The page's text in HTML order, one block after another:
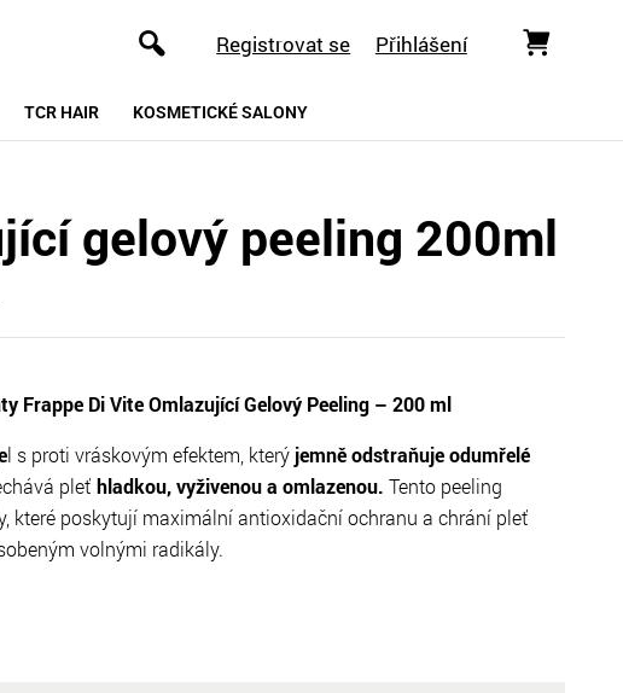
Registrovat se Přihlášení
TCR HAIR KOSMETICKÉ SALONY
gelový peeling 200ml
Frappe Di Vite Omlazující Gelový Peeling – 200 ml
l s proti vráskovým efektem, který jemně odstraňuje odumřelé
pleť hladkou, vyživenou a omlazenou. Tento peeling
které poskytují maximální antioxidační ochranu a chrání pleť
volnými radikály.